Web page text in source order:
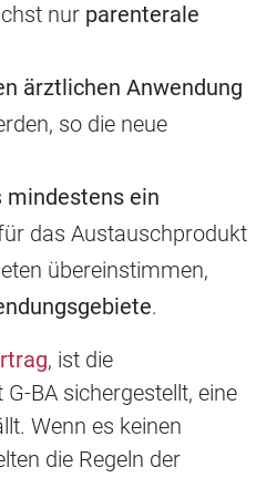
nur parenterale
ärztlichen Anwendung
so die neue
mindestens ein
das Austauschprodukt
übereinstimmen,
.
, ist die
BA sichergestellt, eine
Wenn es keinen
die Regeln der